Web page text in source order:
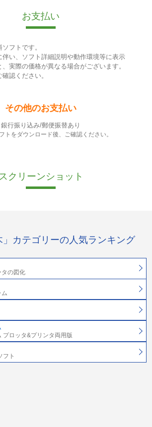
お支払い
フトです。
い、ソフト詳細説明や動作環境等に表示
実際の価格が異なる場合がございます。
認ください。
その他のお支払い
銀行振り込み/郵便振替あり
トをダウンロード後、ご確認ください。
スクリーンショット
」カテゴリーの人気ランキング
の図化
プロッタ&プリンタ両用版
フト